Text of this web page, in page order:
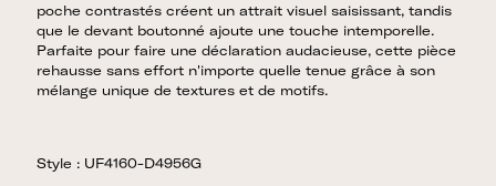
poche contrastés créent un attrait visuel saisissant, tandis
que le devant boutonné ajoute une touche intemporelle.
Parfaite pour faire une déclaration audacieuse, cette pièce
rehausse sans effort n'importe quelle tenue grâce à son
mélange unique de textures et de motifs.
Style : UF4160-D4956G